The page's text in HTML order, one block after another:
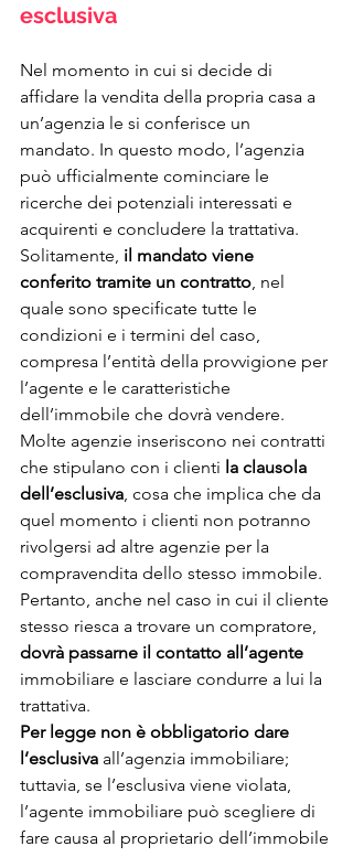
esclusiva
Nel momento in cui si decide di
affidare la vendita della propria casa a
un’agenzia le si conferisce un
mandato. In questo modo, l’agenzia
può ufficialmente cominciare le
ricerche dei potenziali interessati e
acquirenti e concludere la trattativa.
Solitamente, il mandato viene
conferito tramite un contratto, nel
quale sono specificate tutte le
condizioni e i termini del caso,
compresa l’entità della provvigione per
l’agente e le caratteristiche
dell’immobile che dovrà vendere.
Molte agenzie inseriscono nei contratti
che stipulano con i clienti la clausola
dell’esclusiva, cosa che implica che da
quel momento i clienti non potranno
rivolgersi ad altre agenzie per la
compravendita dello stesso immobile.
Pertanto, anche nel caso in cui il cliente
stesso riesca a trovare un compratore,
dovrà passarne il contatto all’agente
immobiliare e lasciare condurre a lui la
trattativa.
Per legge non è obbligatorio dare
l’esclusiva all’agenzia immobiliare;
tuttavia, se l’esclusiva viene violata,
l’agente immobiliare può scegliere di
fare causa al proprietario dell’immobile